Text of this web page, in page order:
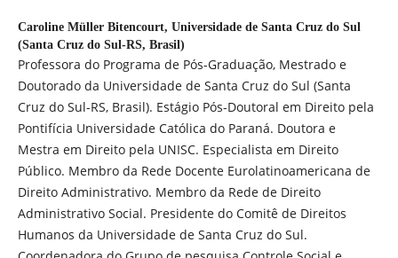
Caroline Müller Bitencourt, Universidade de Santa Cruz do Sul
(Santa Cruz do Sul-RS, Brasil)
Professora do Programa de Pós-Graduação, Mestrado e
Doutorado da Universidade de Santa Cruz do Sul (Santa
Cruz do Sul-RS, Brasil). Estágio Pós-Doutoral em Direito pela
Pontifícia Universidade Católica do Paraná. Doutora e
Mestra em Direito pela UNISC. Especialista em Direito
Público. Membro da Rede Docente Eurolatinoamericana de
Direito Administrativo. Membro da Rede de Direito
Administrativo Social. Presidente do Comitê de Direitos
Humanos da Universidade de Santa Cruz do Sul.